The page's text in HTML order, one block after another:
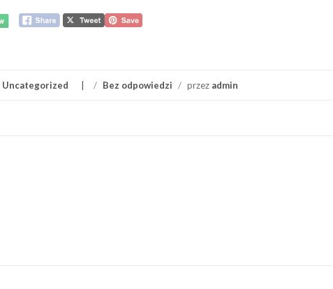
Uncategorized / Bez odpowiedzi / przez admin